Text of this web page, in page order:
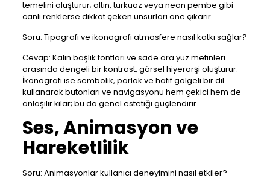
temelini oluşturur; altın, turkuaz veya neon pembe gibi
canlı renklerse dikkat çeken unsurları öne çıkarır.
Soru: Tipografi ve ikonografi atmosfere nasıl katkı sağlar?
Cevap: Kalın başlık fontları ve sade ara yüz metinleri
arasında dengeli bir kontrast, görsel hiyerarşi oluşturur.
İkonografi ise sembolik, parlak ve hafif gölgeli bir dil
kullanarak butonları ve navigasyonu hem çekici hem de
anlaşılır kılar; bu da genel estetiği güçlendirir.
Ses, Animasyon ve
Hareketlilik
Soru: Animasyonlar kullanıcı deneyimini nasıl etkiler?